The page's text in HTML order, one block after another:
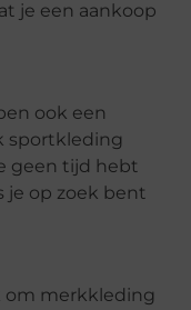
je een aankoop
ook een
sportkleding
geen tijd hebt
je op zoek bent
om merkkleding